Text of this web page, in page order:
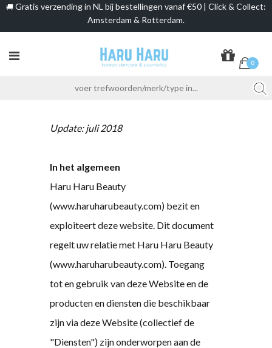
🚚 Gratis verzending in NL bij bestellingen vanaf €50 | Click & Collect:
Amsterdam & Rotterdam.
0
Update: juli 2018
In het algemeen
Haru Haru Beauty
(www.haruharubeauty.com) bezit en
exploiteert deze website. Dit document
regelt uw relatie met Haru Haru Beauty
(www.haruharubeauty.com). Toegang
tot en gebruik van deze Website en de
producten en diensten die beschikbaar
zijn via deze Website (collectief de
"Diensten") zijn onderworpen aan de